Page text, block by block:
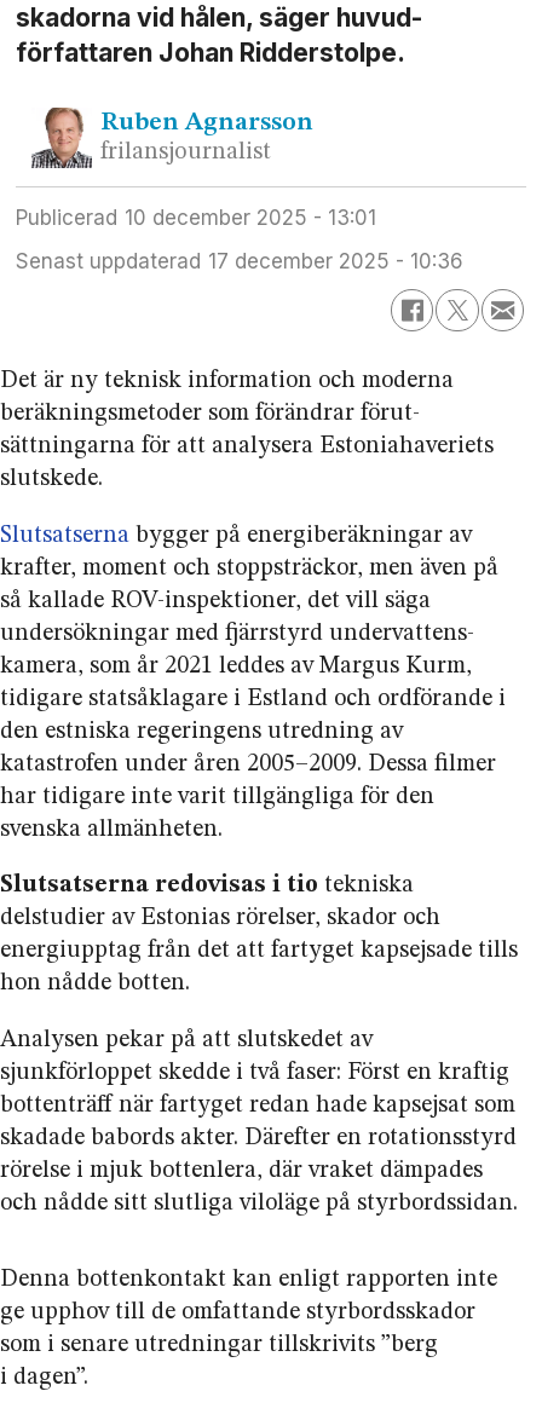
skadorna vid hålen, säger huvud­
författaren Johan Ridderstolpe.
Ruben Agnarsson
frilansjournalist
Publicerad
10 december 2025 - 13:01
Senast uppdaterad
17 december 2025 - 10:36
Det är ny teknisk information och moderna
beräknings­metoder som förändrar förut­
sättningarna för att analysera Estonia­haveriets
slutskede.
Slutsatserna bygger på energiberäkningar av
krafter, moment och stopp­sträckor, men även på
så kallade ROV-inspektioner, det vill säga
undersökningar med fjärrstyrd undervattens­
kamera, som år 2021 leddes av Margus Kurm,
tidigare statsåklagare i Estland och ordförande i
den estniska regeringens utredning av
katastrofen under åren 2005–2009. Dessa filmer
har tidigare inte varit tillgängliga för den
svenska allmänheten.
Slutsatserna redovisas i tio tekniska
delstudier av Estonias rörelser, skador och
energi­upptag från det att fartyget kapsejsade tills
hon nådde botten.
Analysen pekar på att slutskedet av
sjunkförloppet skedde i två faser: Först en kraftig
bottenträff när fartyget redan hade kapsejsat som
skadade babords akter. Därefter en rotations­styrd
rörelse i mjuk bottenlera, där vraket dämpades
och nådde sitt slutliga viloläge på styrbords­sidan.
Denna bottenkontakt kan enligt rapporten inte
ge upphov till de omfattande styrbords­skador
som i senare utredningar tillskrivits ”berg
i dagen”.